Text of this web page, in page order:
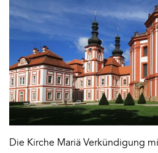
Die Kirche Mariä Verkündigung